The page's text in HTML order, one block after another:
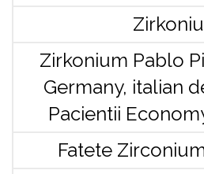
Zirkonium Pablo
Germany, italian
Pacientii
Fatete